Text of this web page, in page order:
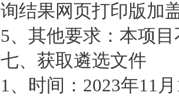
询结果网页打印版加
5、其他要求：本项
七、获取遴选文件
1、时间：2023年11